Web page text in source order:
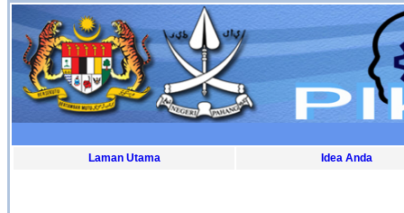
Laman Utama Idea Anda